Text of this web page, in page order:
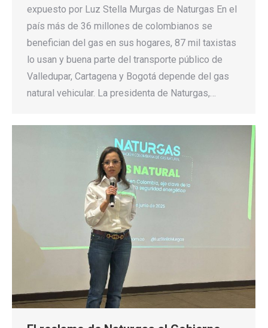
expuesto por Luz Stella Murgas de Naturgas En el
país más de 36 millones de colombianos se
benefician del gas en sus hogares, 87 mil taxistas
lo usan y buena parte del transporte público de
Valledupar, Cartagena y Bogotá depende del gas
natural vehicular. La presidenta de Naturgas,…